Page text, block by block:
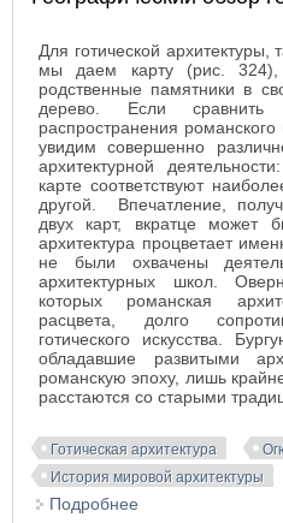
Для готической архитектуры,
мы даем карту (рис. 324),
родственные памятники в
дерево. Если
распространения романского
увидим совершенно
архитектурной
карте соответствуют
другой.
Впечатление,
двух карт, вкратце может
архитектура процветает
не были охвачены
архитектурных школ.
которых романская
расцвета, долго
готического искусства.
обладавшие развитыми
романскую эпоху, лишь
расстаются со старыми
Готическая архитектура
История мировой архитектуры
Подробнее